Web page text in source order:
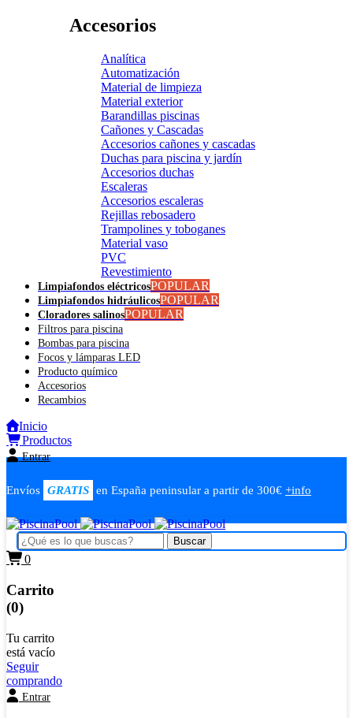
Accesorios
Analítica
Automatización
Material de limpieza
Material exterior
Barandillas piscinas
Cañones y Cascadas
Accesorios cañones y cascadas
Duchas para piscina y jardín
Accesorios duchas
Escaleras
Accesorios escaleras
Rejillas rebosadero
Trampolines y toboganes
Material vaso
PVC
Revestimiento
Limpiafondos eléctricosPOPULAR
Limpiafondos hidráulicosPOPULAR
Cloradores salinosPOPULAR
Filtros para piscina
Bombas para piscina
Focos y lámparas LED
Producto químico
Accesorios
Recambios
Inicio
Productos
Entrar
Envíos GRATIS en España peninsular a partir de 300€ +info
0
Carrito
(0)
Tu carrito
está vacío
Seguir
comprando
Entrar